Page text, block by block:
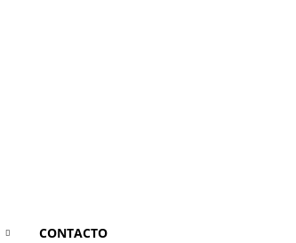
CONTACTO